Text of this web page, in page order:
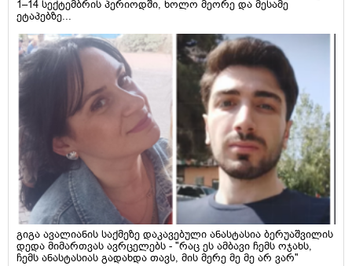
1–14 სექტემბრის პერიოდში, ხოლო მეორე და მესამე
ეტაპებზე...
გიგა ავალიანის საქმეზე დაკავებული ანასტასია ბერუაშვილის
დედა მიმართვას ავრცელებს - "რაც ეს ამბავი ჩემს ოჯახს,
ჩემს ანასტასიას გადახდა თავს, მის მერე მე მე არ ვარ"